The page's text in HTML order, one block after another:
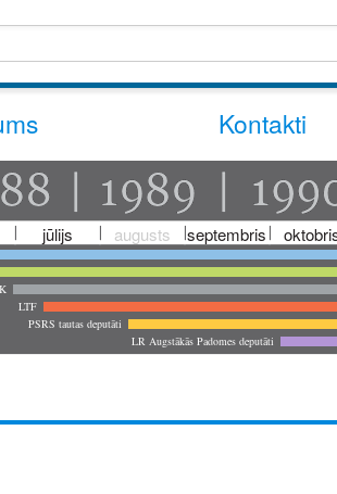
Kontakti
jūlijs augusts septembris
LTF
PSRS tautas deputāti
LR Augstākās Padomes deputāti